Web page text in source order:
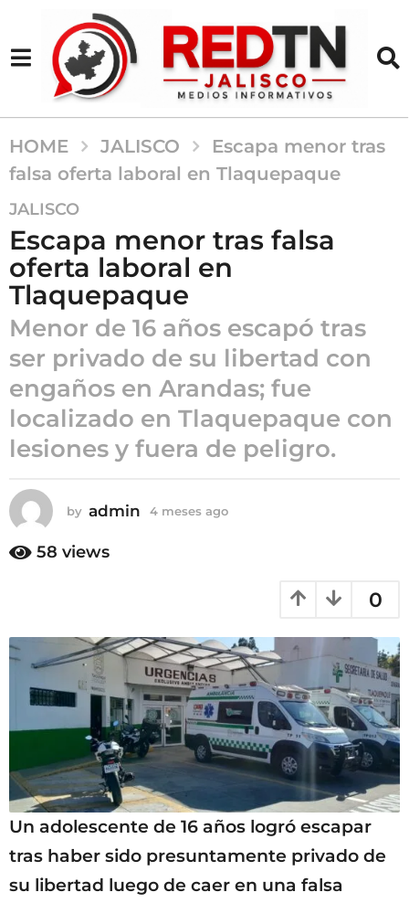
HOME JALISCO
Escapa menor tras
falsa oferta laboral en Tlaquepaque
4
m
e
s
e
a
g
o
4
m
e
e
s
g
JALISCO
Escapa menor tras falsa
oferta laboral en
Tlaquepaque
Menor de 16 años escapó tras
ser privado de su libertad con
engaños en Arandas; fue
localizado en Tlaquepaque con
lesiones y fuera de peligro.
by admin 4 meses ago
o
58 views
0
Un adolescente de 16 años logró escapar
tras haber sido presuntamente privado de
su libertad luego de caer en una falsa